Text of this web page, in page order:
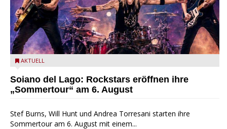
Stef Burns, Will Hunt und Andrea Torresani im Summer Rock
AKTUELL
Soiano del Lago: Rockstars eröffnen ihre
„Sommertour“ am 6. August
Stef Burns, Will Hunt und Andrea Torresani starten ihre
Sommertour am 6. August mit einem...